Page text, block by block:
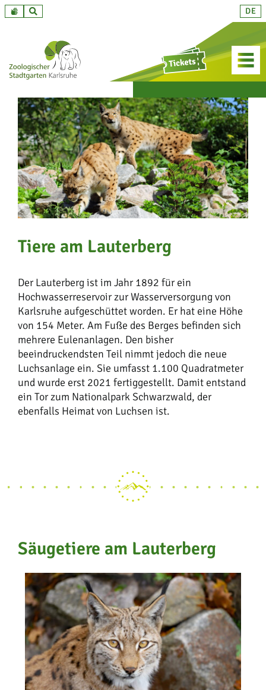
Zum
DE
Tiere am Lauterberg
Der Lauterberg ist im Jahr 1892 für ein
Hochwasserreservoir zur Wasserversorgung von
Karlsruhe aufgeschüttet worden. Er hat eine Höhe
von 154 Meter. Am Fuße des Berges befinden sich
mehrere Eulenanlagen. Den bisher
beeindruckendsten Teil nimmt jedoch die neue
Luchsanlage ein. Sie umfasst 1.100 Quadratmeter
und wurde erst 2021 fertiggestellt. Damit entstand
ein Tor zum Nationalpark Schwarzwald, der
ebenfalls Heimat von Luchsen ist.
Säugetiere am Lauterberg